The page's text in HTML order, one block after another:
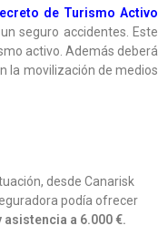
de Turismo Activo
seguro accidentes. Este
activo. Además deberá
la movilización de medios
desde Canarisk
podía ofrecer
a 6.000 €.